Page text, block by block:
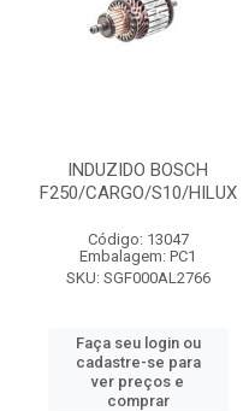
INDUZIDO BOSCH
F250/CARGO/S10/HILUX
Código: 13047
Embalagem: PC1
SKU: SGF000AL2766
Faça seu login ou
cadastre-se para
ver preços e
comprar